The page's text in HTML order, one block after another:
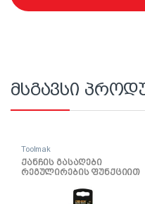
მსგავსი
Toolmak
ქანჩის გასაღები
რეგულირების ფუნქციით